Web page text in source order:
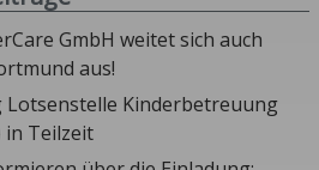
GmbH weitet sich auch
aus!
Lotsenstelle Kinderbetreuung
in Teilzeit